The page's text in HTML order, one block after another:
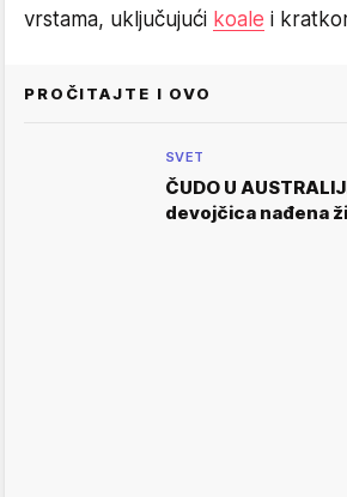
vrstama, uključujući koale i
PROČITAJTE I OVO
SVET
ČUDO U
devojčica nađena